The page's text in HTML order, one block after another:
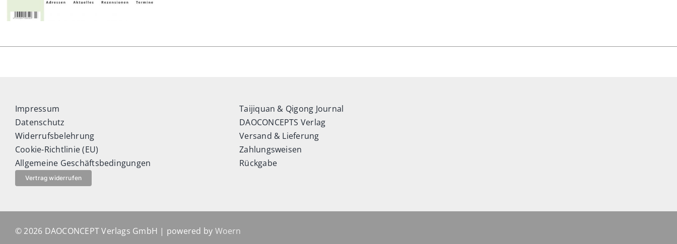
Impressum
Datenschutz
Widerrufsbelehrung
Cookie-Richtlinie (EU)
Allgemeine Geschäftsbedingungen
Vertrag widerrufen
Taijiquan & Qigong Journal
DAOCONCEPTS Verlag
Versand & Lieferung
Zahlungsweisen
Rückgabe
© 2026 DAOCONCEPT Verlags GmbH | powered by Woern